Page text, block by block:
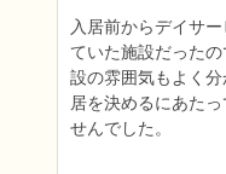
入居前からデイサ
ていた施設だった
設の雰囲気もよく
居を決めるにあた
せんでした。